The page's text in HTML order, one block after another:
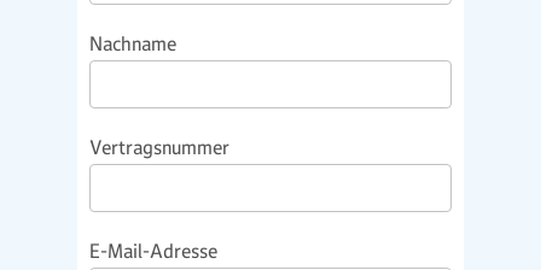
Nachname
Vertragsnummer
E-Mail-Adresse